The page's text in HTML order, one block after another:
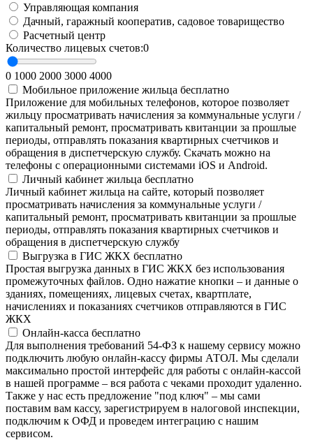
Управляющая компания
Дачный, гаражный кооператив, садовое товарищество
Расчетный центр
Количество лицевых счетов:0
0 1000 2000 3000 4000
Мобильное приложение жильца бесплатно
Приложение для мобильных телефонов, которое позволяет
жильцу просматривать начисления за коммунальные услуги /
капитальный ремонт, просматривать квитанции за прошлые
периоды, отправлять показания квартирных счетчиков и
обращения в диспетчерскую службу. Скачать можно на
телефоны с операционными системами iOS и Android.
Личный кабинет жильца бесплатно
Личный кабинет жильца на сайте, который позволяет
просматривать начисления за коммунальные услуги /
капитальный ремонт, просматривать квитанции за прошлые
периоды, отправлять показания квартирных счетчиков и
обращения в диспетчерскую службу
Выгрузка в ГИС ЖКХ бесплатно
Простая выгрузка данных в ГИС ЖКХ без использования
промежуточных файлов. Одно нажатие кнопки – и данные о
зданиях, помещениях, лицевых счетах, квартплате,
начислениях и показаниях счетчиков отправляются в ГИС
ЖКХ
Онлайн-касса бесплатно
Для выполнения требований 54-ФЗ к нашему сервису можно
подключить любую онлайн-кассу фирмы АТОЛ. Мы сделали
максимально простой интерфейс для работы с онлайн-кассой
в нашей программе – вся работа с чеками проходит удаленно.
Также у нас есть предложение "под ключ" – мы сами
поставим вам кассу, зарегистрируем в налоговой инспекции,
подключим к ОФД и проведем интеграцию с нашим
сервисом.